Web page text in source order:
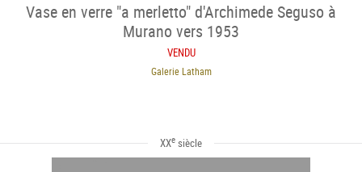
Vase en verre "a merletto" d'Archimede Seguso à
Murano vers 1953
VENDU
Galerie Latham
XXe siècle